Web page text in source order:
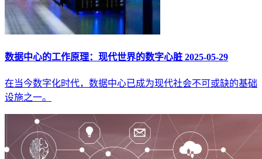
数据中心的工作原理：现代世界的数字心脏 2025-05-29
在当今数字化时代，数据中心已成为现代社会不可或缺的基础
设施之一。